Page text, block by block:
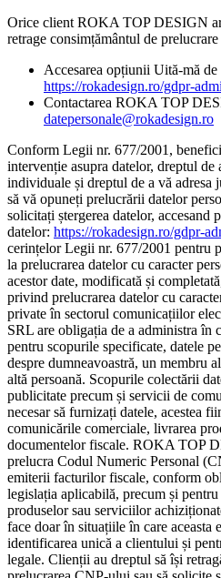
Orice client ROKA TOP DESIGN
retrage consimțământul de
Accesarea opțiunii Uită-mă de
https://rokadesign.ro/gdpr-
Contactarea ROKA TOP
datepersonale@rokadesign.ro
Conform Legii nr. 677/2001,
intervenție asupra datelor, dreptul
individuale și dreptul de a vă adresa
să vă opuneți prelucrării datelor
solicitați ștergerea datelor, accesand
datelor: https://rokadesign.ro/gdpr-
cerințelor Legii nr. 677/2001 pentru
la prelucrarea datelor cu caracter
acestor date, modificată și
privind prelucrarea datelor cu
private în sectorul comunicațiilor
SRL are obligația de a administra în
pentru scopurile specificate, datele
despre dumneavoastră, un membru
altă persoană. Scopurile colectării
publicitate precum și servicii de
necesar să furnizați datele, acestea
comunicările comerciale, livrarea
documentelor fiscale. ROKA TOP
prelucra Codul Numeric Personal
emiterii facturilor fiscale, conform
legislația aplicabilă, precum și
produselor sau serviciilor
face doar în situațiile în care aceasta
identificarea unică a clientului și
legale. Clienții au dreptul să își